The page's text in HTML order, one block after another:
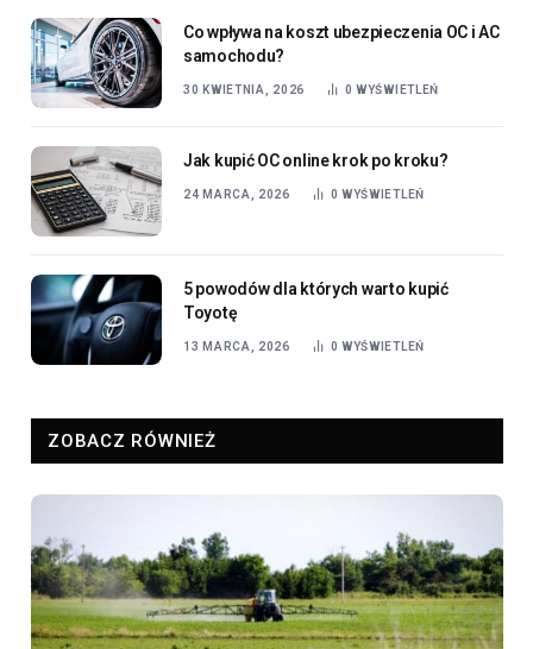
Jak kupić OC online krok po kroku?
24 MARCA, 2026 0
5 powodów dla których warto kupić
ZOBACZ RÓWNIEŻ